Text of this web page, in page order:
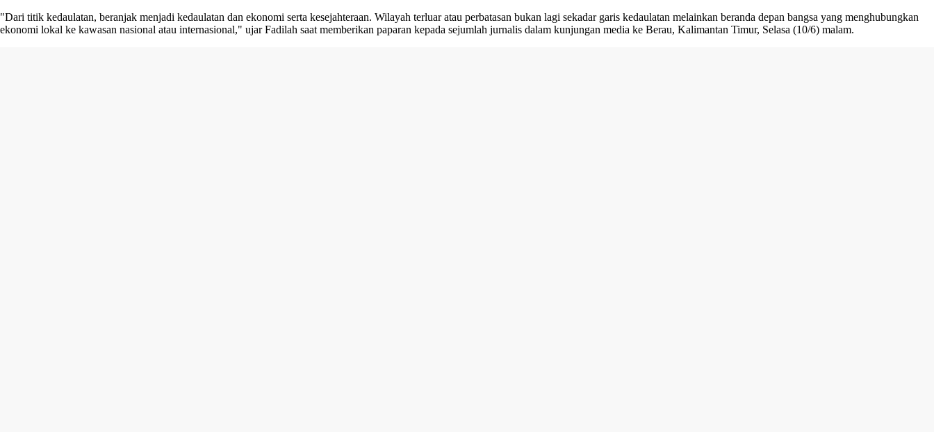
"Dari titik kedaulatan, beranjak menjadi kedaulatan dan ekonomi serta kesejahteraan. Wilayah terluar atau perbatasan bukan lagi sekadar garis kedaulatan melainkan beranda depan bangsa yang menghubungkan
ekonomi lokal ke kawasan nasional atau internasional," ujar Fadilah saat memberikan paparan kepada sejumlah jurnalis dalam kunjungan media ke Berau, Kalimantan Timur, Selasa (10/6) malam.